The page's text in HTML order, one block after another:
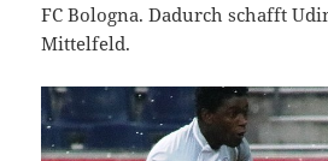
FC Bologna. Dadurch schafft
Mittelfeld.